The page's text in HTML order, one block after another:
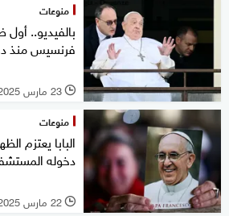
منوعات
بالفيديو.. أول
فرنسيس منذ
l 23 مارس 2025
منوعات
البابا يعتزم
دخوله
l 22 مارس 2025